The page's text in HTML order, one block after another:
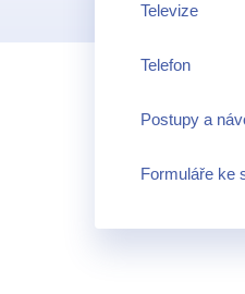
Televize
Telefon
Postupy a
Formuláře ke